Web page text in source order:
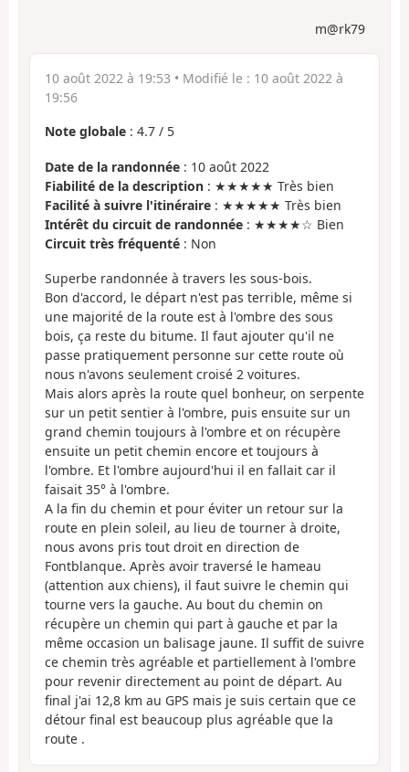
m@rk79
10 août 2022 à 19:53 • Modifié le : 10 août 2022 à
19:56
Note globale : 4.7 / 5
Date de la randonnée : 10 août 2022
Fiabilité de la description : ★★★★★ Très bien
Facilité à suivre l'itinéraire : ★★★★★ Très bien
Intérêt du circuit de randonnée : ★★★★☆ Bien
Circuit très fréquenté : Non
Superbe randonnée à travers les sous-bois.
Bon d'accord, le départ n'est pas terrible, même si
une majorité de la route est à l'ombre des sous
bois, ça reste du bitume. Il faut ajouter qu'il ne
passe pratiquement personne sur cette route où
nous n'avons seulement croisé 2 voitures.
Mais alors après la route quel bonheur, on serpente
sur un petit sentier à l'ombre, puis ensuite sur un
grand chemin toujours à l'ombre et on récupère
ensuite un petit chemin encore et toujours à
l'ombre. Et l'ombre aujourd'hui il en fallait car il
faisait 35° à l'ombre.
A la fin du chemin et pour éviter un retour sur la
route en plein soleil, au lieu de tourner à droite,
nous avons pris tout droit en direction de
Fontblanque. Après avoir traversé le hameau
(attention aux chiens), il faut suivre le chemin qui
tourne vers la gauche. Au bout du chemin on
récupère un chemin qui part à gauche et par la
même occasion un balisage jaune. Il suffit de suivre
ce chemin très agréable et partiellement à l'ombre
pour revenir directement au point de départ. Au
final j'ai 12,8 km au GPS mais je suis certain que ce
détour final est beaucoup plus agréable que la
route .